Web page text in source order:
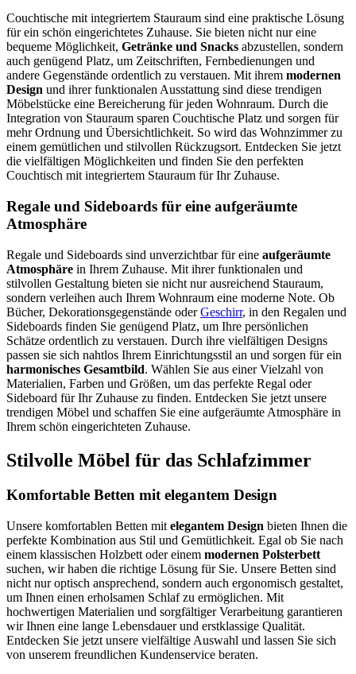
Couchtische mit integriertem Stauraum sind eine praktische Lösung
für ein schön eingerichtetes Zuhause. Sie bieten nicht nur eine
bequeme Möglichkeit, Getränke und Snacks abzustellen, sondern
auch genügend Platz, um Zeitschriften, Fernbedienungen und
andere Gegenstände ordentlich zu verstauen. Mit ihrem modernen
Design und ihrer funktionalen Ausstattung sind diese trendigen
Möbelstücke eine Bereicherung für jeden Wohnraum. Durch die
Integration von Stauraum sparen Couchtische Platz und sorgen für
mehr Ordnung und Übersichtlichkeit. So wird das Wohnzimmer zu
einem gemütlichen und stilvollen Rückzugsort. Entdecken Sie jetzt
die vielfältigen Möglichkeiten und finden Sie den perfekten
Couchtisch mit integriertem Stauraum für Ihr Zuhause.
Regale und Sideboards für eine aufgeräumte
Atmosphäre
Regale und Sideboards sind unverzichtbar für eine aufgeräumte
Atmosphäre in Ihrem Zuhause. Mit ihrer funktionalen und
stilvollen Gestaltung bieten sie nicht nur ausreichend Stauraum,
sondern verleihen auch Ihrem Wohnraum eine moderne Note. Ob
Bücher, Dekorationsgegenstände oderGeschirr, in den Regalen und
Sideboards finden Sie genügend Platz, um Ihre persönlichen
Schätze ordentlich zu verstauen. Durch ihre vielfältigen Designs
passen sie sich nahtlos Ihrem Einrichtungsstil an und sorgen für ein
harmonisches Gesamtbild. Wählen Sie aus einer Vielzahl von
Materialien, Farben und Größen, um das perfekte Regal oder
Sideboard für Ihr Zuhause zu finden. Entdecken Sie jetzt unsere
trendigen Möbel und schaffen Sie eine aufgeräumte Atmosphäre in
Ihrem schön eingerichteten Zuhause.
Stilvolle Möbel für das Schlafzimmer
Komfortable Betten mit elegantem Design
Unsere komfortablen Betten mit elegantem Design bieten Ihnen die
perfekte Kombination aus Stil und Gemütlichkeit. Egal ob Sie nach
einem klassischen Holzbett oder einem modernen Polsterbett
suchen, wir haben die richtige Lösung für Sie. Unsere Betten sind
nicht nur optisch ansprechend, sondern auch ergonomisch gestaltet,
um Ihnen einen erholsamen Schlaf zu ermöglichen. Mit
hochwertigen Materialien und sorgfältiger Verarbeitung garantieren
wir Ihnen eine lange Lebensdauer und erstklassige Qualität.
Entdecken Sie jetzt unsere vielfältige Auswahl und lassen Sie sich
von unserem freundlichen Kundenservice beraten.